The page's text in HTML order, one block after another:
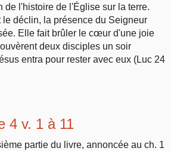
de l'histoire de l'Église sur la terre.
le déclin, la présence du Seigneur
Elle fait brûler le cœur d'une joie
deux disciples un soir
entra pour rester avec eux (Luc 24
4 v. 1 à 11
partie du livre, annoncée au ch. 1